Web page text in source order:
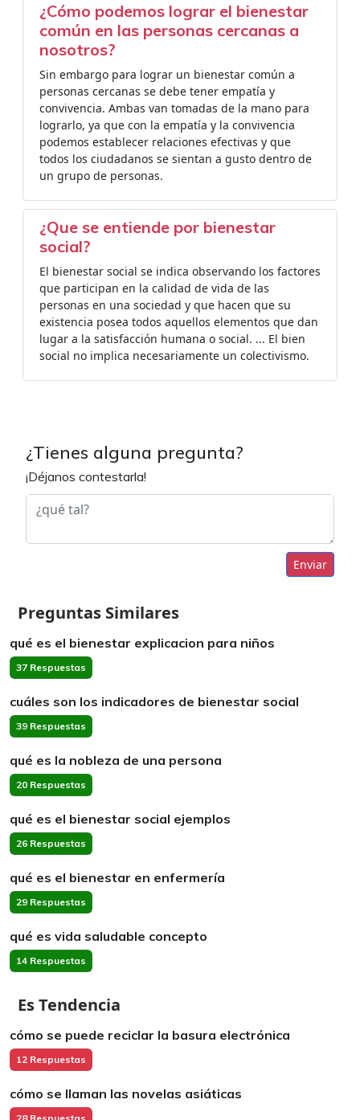
¿Cómo podemos lograr el bienestar
común en las personas cercanas a
nosotros?
Sin embargo para lograr un bienestar común a
personas cercanas se debe tener empatía y
convivencia. Ambas van tomadas de la mano para
lograrlo, ya que con la empatía y la convivencia
podemos establecer relaciones efectivas y que
todos los ciudadanos se sientan a gusto dentro de
un grupo de personas.
¿Que se entiende por bienestar
social?
El bienestar social se indica observando los factores
que participan en la calidad de vida de las
personas en una sociedad y que hacen que su
existencia posea todos aquellos elementos que dan
lugar a la satisfacción humana o social. ... El bien
social no implica necesariamente un colectivismo.
¿Tienes alguna pregunta?
¡Déjanos contestarla!
Enviar
Preguntas Similares
qué es el bienestar explicacion para niños
37 Respuestas
cuáles son los indicadores de bienestar social
39 Respuestas
qué es la nobleza de una persona
20 Respuestas
qué es el bienestar social ejemplos
26 Respuestas
qué es el bienestar en enfermería
29 Respuestas
qué es vida saludable concepto
14 Respuestas
Es Tendencia
cómo se puede reciclar la basura electrónica
12 Respuestas
cómo se llaman las novelas asiáticas